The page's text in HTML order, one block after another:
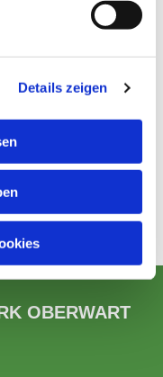
Details zeigen
OBERWART